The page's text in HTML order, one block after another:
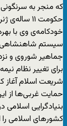
که منجر به
حکومت ١١
خودکامه‌ی وی با
سیستم شاهنشاهی
جماهیر شوروی و
برای تغییر نظام
شریعت اسلام
حمایت غربی‌ها از
بنیادگرایی اسلامی
کشورهای اسلامی را